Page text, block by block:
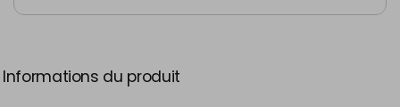
Informations du produit